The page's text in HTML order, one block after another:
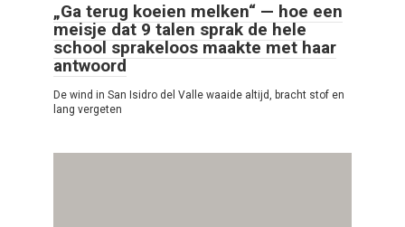
„Ga terug koeien melken“ — hoe een
meisje dat 9 talen sprak de hele
school sprakeloos maakte met haar
antwoord
De wind in San Isidro del Valle waaide altijd, bracht stof en
lang vergeten